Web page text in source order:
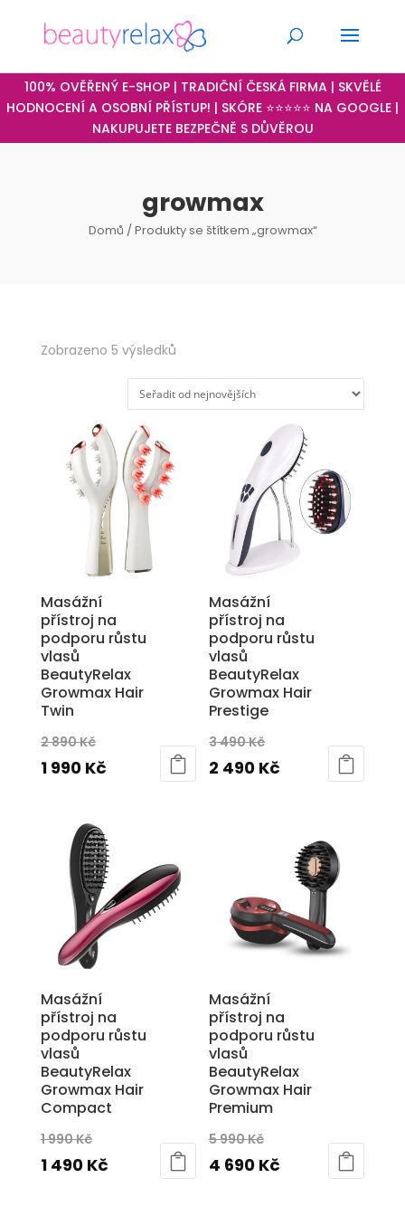
100% OVĚŘENÝ E-SHOP | TRADIČNÍ ČESKÁ FIRMA | SKVĚLÉ
HODNOCENÍ A OSOBNÍ PŘÍSTUP! | SKÓRE ⭐⭐⭐⭐⭐ NA GOOGLE |
NAKUPUJETE BEZPEČNĚ S DŮVĚROU
growmax
Domů / Produkty se štítkem „growmax“
Zobrazeno 5 výsledkůSeřazeno
nejnovějších
Masážní
přístroj na
podporu růstu
vlasů
BeautyRelax
Growmax Hair
Twin
2 890Kč
Původní
cena
890 Kč.
1 990 KčAktuální
1
990 Kč.
Masážní
přístroj na
podporu růstu
vlasů
BeautyRelax
Growmax Hair
Prestige
3 490Kč
Původní
cena
490 Kč.
2 490 Kč Aktuální
490 Kč.
Masážní
přístroj na
podporu růstu
vlasů
BeautyRelax
Growmax Hair
Compact
1 990Kč
cena
1 490 KčAktuální
Masážní
přístroj na
podporu růstu
vlasů
BeautyRelax
Growmax Hair
Premium
5 990Kč
cena
4 690 Kč Aktuální